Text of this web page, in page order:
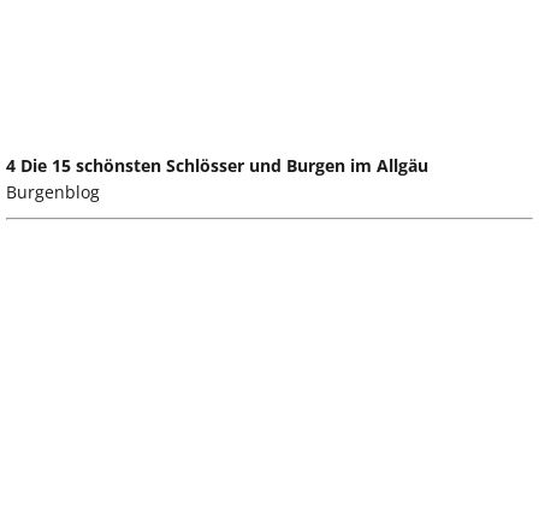
4 Die 15 schönsten Schlösser und Burgen im Allgäu
Burgenblog